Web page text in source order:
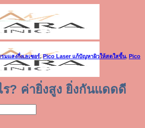
มแสงกึ่งเลเซอร์,Pico Laser แก้ปัญหาผิวให้สดใสขึ้น, Pico
ร? ค่ายิ่งสูง ยิ่งกันแดดดี